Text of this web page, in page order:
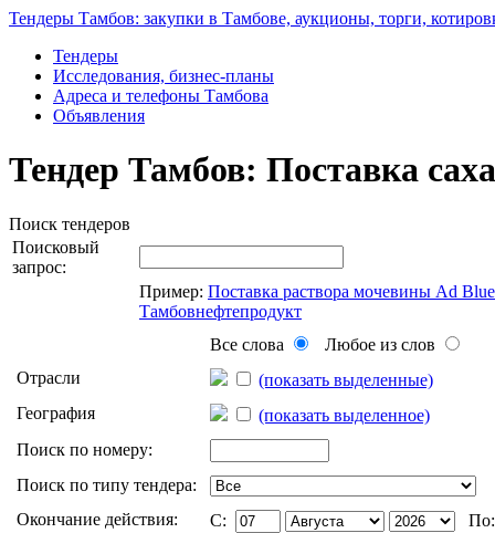
Тендеры Тамбов: закупки в Тамбове, аукционы, торги,
Тендеры
Исследования, бизнес-планы
Адреса и телефоны Тамбова
Объявления
Тендер Тамбов: Поставка
Поиск тендеров
Поисковый
запрос:
Пример: Поставка раствора мочевины Ad
Тамбовнефтепродукт
Все слова
Любое из слов
Отрасли
(показать выделенные)
География
(показать выделенное)
Поиск по номеру:
Поиск по типу тендера:
Окончание действия:
C: